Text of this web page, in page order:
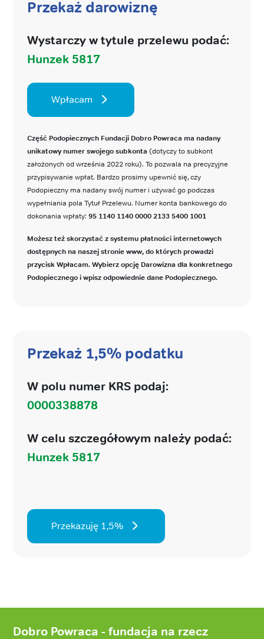
Przekaż darowiznę
Wystarczy w tytule przelewu podać:
Hunzek 5817
Wpłacam
Część Podopiecznych Fundacji Dobro Powraca ma nadany
unikatowy numer swojego subkonta (dotyczy to subkont
założonych od września 2022 roku). To pozwala na precyzyjne
przypisywanie wpłat. Bardzo prosimy upewnić się, czy
Podopieczny ma nadany swój numer i używać go podczas
wypełniania pola Tytuł Przelewu. Numer konta bankowego do
dokonania wpłaty: 95 1140 1140 0000 2133 5400 1001
Możesz też skorzystać z systemu płatności internetowych
dostępnych na naszej stronie www, do których prowadzi
przycisk Wpłacam. Wybierz opcję Darowizna dla konkretnego
Podopiecznego i wpisz odpowiednie dane Podopiecznego.
Przekaż 1,5% podatku
W polu numer KRS podaj:
0000338878
W celu szczegółowym należy podać:
Hunzek 5817
Przekazuję 1,5%
stronyDobro Powraca - fundacja na rzecz